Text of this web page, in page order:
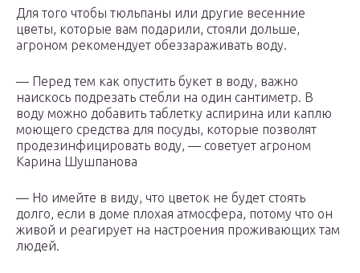
Для того чтобы тюльпаны или другие весенние
цветы, которые вам подарили, стояли дольше,
агроном рекомендует обеззараживать воду.
— Перед тем как опустить букет в воду, важно
наискось подрезать стебли на один сантиметр. В
воду можно добавить таблетку аспирина или каплю
моющего средства для посуды, которые позволят
продезинфицировать воду, — советует агроном
Карина Шушпанова
— Но имейте в виду, что цветок не будет стоять
долго, если в доме плохая атмосфера, потому что он
живой и реагирует на настроения проживающих там
людей.